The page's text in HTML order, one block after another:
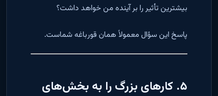
بیشترین تأثیر را بر آینده من خواهد داشت؟
پاسخ این سؤال معمولاً همان قورباغه شماست.
۵. کارهای بزرگ را به بخش‌های